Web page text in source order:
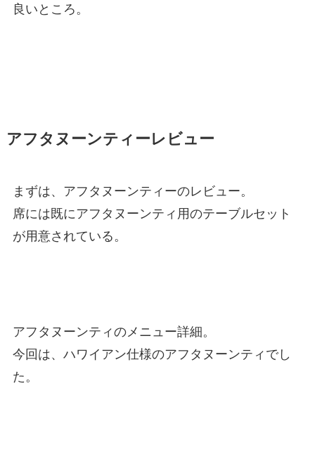
良いところ。
アフタヌーンティーレビュー
まずは、アフタヌーンティーのレビュー。
席には既にアフタヌーンティ用のテーブルセット
が用意されている。
アフタヌーンティのメニュー詳細。
今回は、ハワイアン仕様のアフタヌーンティでし
た。